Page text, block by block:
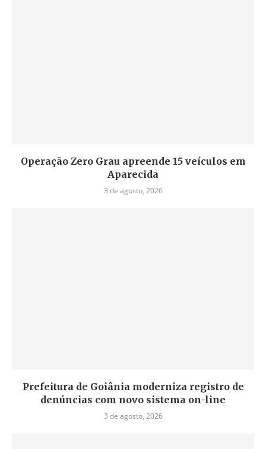
Operação Zero Grau apreende 15 veículos em
Aparecida
3 de agosto, 2026
Prefeitura de Goiânia moderniza registro de
denúncias com novo sistema on-line
3 de agosto, 2026